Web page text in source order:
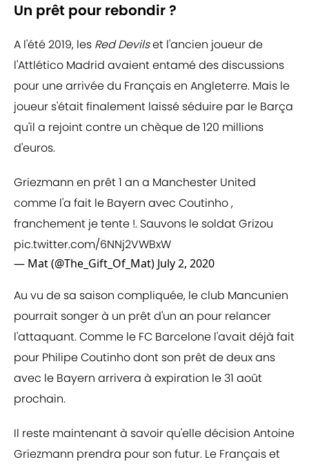
Un prêt pour rebondir ?
A l'été 2019, les Red Devilset l'ancien joueur de
l'Attlético Madrid avaient entamé des discussions
pour une arrivée du Français en Angleterre. Mais le
joueur s'était finalement laissé séduire par le Barça
qu'il a rejoint contre un chèque de 120 millions
d'euros.
Griezmann en prêt 1 an a Manchester United
comme l'a fait le Bayern avec Coutinho ,
franchement je tente !. Sauvons le soldat Grizou
pic.twitter.com/6NNj2VWBxW
— Mat (@The_Gift_Of_Mat) July 2, 2020
Au vu de sa saison compliquée, le club Mancunien
pourrait songer à un prêt d'un an pour relancer
l'attaquant. Comme le FC Barcelone l'avait déjà fait
pour Philipe Coutinho dont son prêt de deux ans
avec le Bayern arrivera à expiration le 31 août
prochain.
Il reste maintenant à savoir qu'elle décision Antoine
Griezmann prendra pour son futur. Le Français et